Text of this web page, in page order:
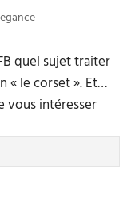
quel sujet traiter
« le corset ». Et…
vous intéresser